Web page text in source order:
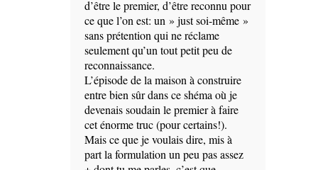
d’être le premier, d’être reconnu pour
ce que l’on est: un » just soi-même »
sans prétention qui ne réclame
seulement qu’un tout petit peu de
reconnaissance.
L’épisode de la maison à construire
entre bien sûr dans ce shéma où je
devenais soudain le premier à faire
cet énorme truc (pour certains!).
Mais ce que je voulais dire, mis à
part la formulation un peu pas assez